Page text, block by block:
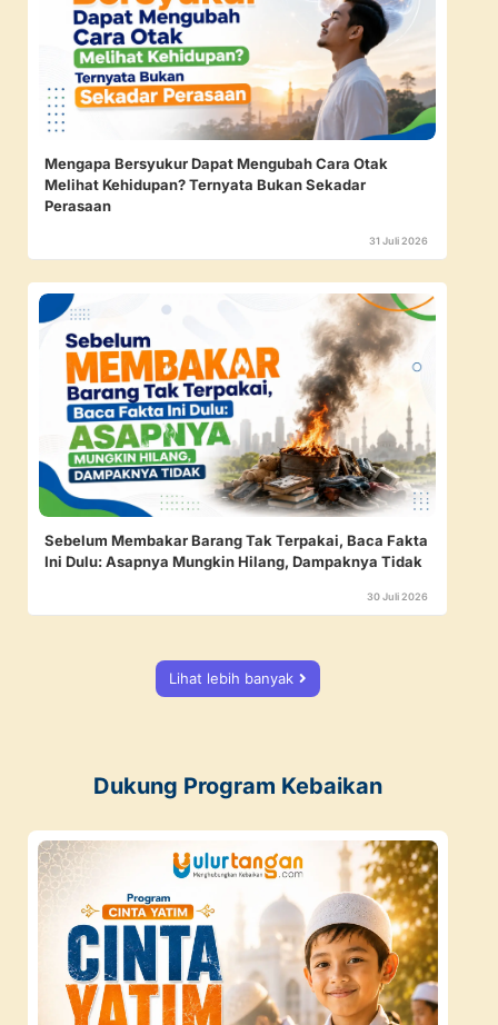
Mengapa Bersyukur Dapat Mengubah Cara Otak
Melihat Kehidupan? Ternyata Bukan Sekadar
Perasaan
31 Juli 2026
Sebelum Membakar Barang Tak Terpakai, Baca Fakta
Ini Dulu: Asapnya Mungkin Hilang, Dampaknya Tidak
30 Juli 2026
Lihat lebih banyak
Dukung Program Kebaikan